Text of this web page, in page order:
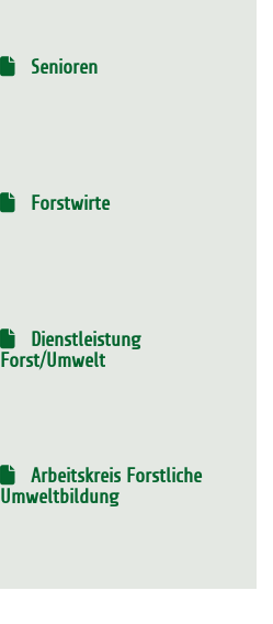
Senioren
Forstwirte
Dienstleistung
Forst/Umwelt
Arbeitskreis Forstliche
Umweltbildung